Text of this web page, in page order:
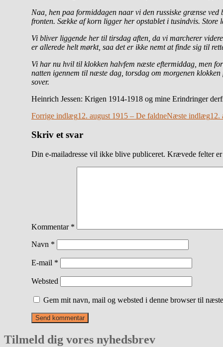
Naa, hen paa formiddagen naar vi den russiske grænse
fronten. Sække af korn ligger her opstablet i tusindvis. Store
Vi bliver liggende her til tirsdag aften, da vi marcherer
er allerede helt mørkt, saa det er ikke nemt at finde sig til
Vi har nu hvil til klokken halvfem næste eftermiddag, men
natten igennem til næste dag, torsdag om morgenen
sover.
Heinrich Jessen: Krigen 1914-1918 og mine Erindringer
Indlægsnavigation
Forrige indlæg12. august 1915 – De faldneNæste indlæg12.
Skriv et svar
Din e-mailadresse vil ikke blive publiceret. Krævede felter er
Kommentar *
Navn *
E-mail *
Websted
Gem mit navn, mail og websted i denne browser til
Tilmeld dig vores nyhedsbrev